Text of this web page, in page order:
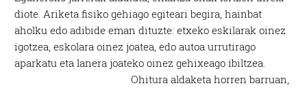
diote. Ariketa fisiko gehiago egiteari begira, hainbat
aholku edo adibide eman dituzte: etxeko eskilarak oinez
igotzea, eskolara oinez joatea, edo autoa urrutirago
aparkatu eta lanera joateko oinez gehixeago ibiltzea.
Ohitura aldaketa horren barruan,